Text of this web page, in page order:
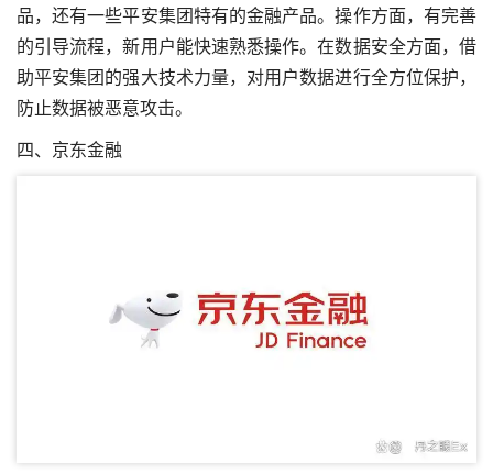
品，还有一些平安集团特有的金融产品。操作方面，有完善
的引导流程，新用户能快速熟悉操作。在数据安全方面，借
助平安集团的强大技术力量，对用户数据进行全方位保护，
防止数据被恶意攻击。
四、京东金融